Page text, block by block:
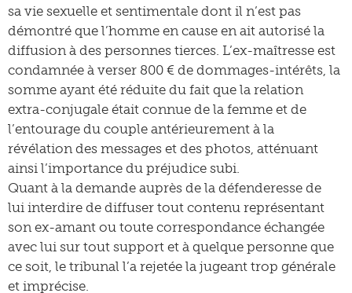
sa vie sexuelle et sentimentale dont il n’est pas
démontré que l’homme en cause en ait autorisé la
diffusion à des personnes tierces. L’ex-maîtresse est
condamnée à verser 800 € de dommages-intérêts, la
somme ayant été réduite du fait que la relation
extra-conjugale était connue de la femme et de
l’entourage du couple antérieurement à la
révélation des messages et des photos, atténuant
ainsi l’importance du préjudice subi.
Quant à la demande auprès de la défenderesse de
lui interdire de diffuser tout contenu représentant
son ex-amant ou toute correspondance échangée
avec lui sur tout support et à quelque personne que
ce soit, le tribunal l’a rejetée la jugeant trop générale
et imprécise.